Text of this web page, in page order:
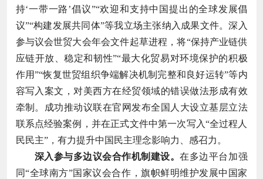
持‘一带一路’倡议”“欢迎和支持中国提出的全球发展倡
议”“构建发展共同体”等我立场主张纳入成果文件。深入
参与议会世贸大会年会文件起草进程，将“保持产业链供
应链开放、稳定和韧性”“最大化贸易对环境保护的积极
作用”“恢复世贸组织争端解决机制完整和良好运转”等内
容写入案文，对美西方在经贸领域的错误做法形成有效
牵制。成功推动议联在官网发布全国人大设立基层立法
联系点经验案例，并在正式文件中第一次写入“全过程人
民民主”，有力提升中国民主理念影响力、感召力。
深入参与多边议会合作机制建设。在多边平台加强
同“全球南方”国家议会合作，旗帜鲜明维护发展中国家